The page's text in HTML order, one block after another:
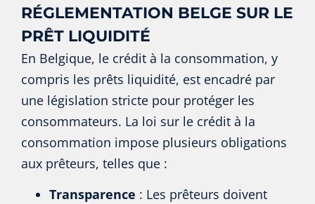
RÉGLEMENTATION BELGE SUR LE
PRÊT LIQUIDITÉ
En Belgique, le crédit à la consommation, y
compris les prêts liquidité, est encadré par
une législation stricte pour protéger les
consommateurs. La loi sur le crédit à la
consommation impose plusieurs obligations
aux prêteurs, telles que :
Transparence : Les prêteurs doivent